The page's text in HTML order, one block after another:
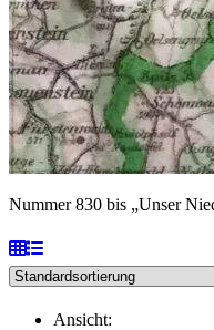
durchsuchen
Nummer 830 bis „Unser
Ansicht: